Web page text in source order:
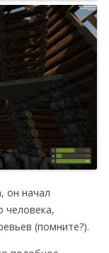
он начал
человека,
(помните?).